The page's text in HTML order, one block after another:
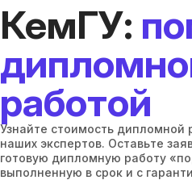
КемГУ:
работой
Узнайте стоимость дипломной
наших экспертов. Оставьте
готовую дипломную работу
выполненную в срок и с